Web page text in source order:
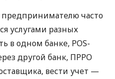
предпринимателю часто
услугами разных
в одном банке, POS-
другой банк, ПРРО
вести учет —